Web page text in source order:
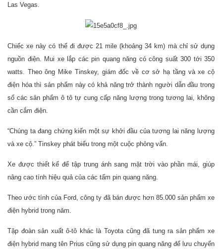
Las Vegas.
Chiếc xe này có thể đi được 21 mile (khoảng 34 km) mà chỉ sử dụng
nguồn điện. Mui xe lắp các pin quang năng có công suất 300 tới 350
watts. Theo ông Mike Tinskey, giám đốc về cơ sở hạ tầng và xe cộ
điện hóa thì sản phẩm này có khả năng trở thành người dẫn đầu trong
số các sản phẩm ô tô tự cung cấp năng lượng trong tương lai, không
cần cắm điện.
“Chúng ta đang chứng kiến một sự khởi đầu của tương lai năng lượng
và xe cộ.” Tinskey phát biểu trong một cuộc phỏng vấn.
Xe được thiết kế để tập trung ánh sang mặt trời vào phần mái, giúp
nâng cao tính hiệu quả của các tấm pin quang năng.
Theo ước tính của Ford, công ty đã bán được hơn 85.000 sản phẩm xe
điện hybrid trong năm.
Tập đoàn sản xuất ô-tô khác là Toyota cũng đã tung ra sản phẩm xe
điện hybrid mang tên Prius cũng sử dụng pin quang năng để lưu chuyển